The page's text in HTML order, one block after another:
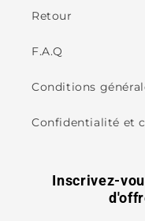
Retour
F.A.Q
Conditions
Confidentialité et
Inscrivez-